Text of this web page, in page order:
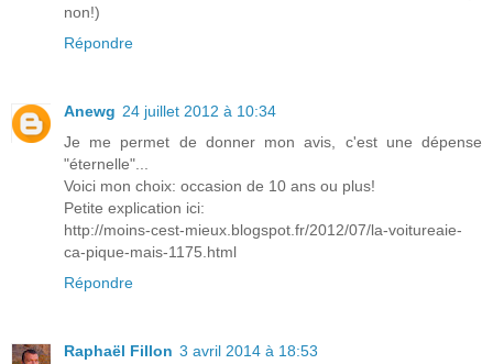
non!)
Répondre
Anewg 24 juillet 2012 à 10:34
Je me permet de donner mon avis, c'est une dépense
"éternelle"...
Voici mon choix: occasion de 10 ans ou plus!
Petite explication ici:
http://moins-cest-mieux.blogspot.fr/2012/07/la-voitureaie-
ca-pique-mais-1175.html
Répondre
Raphaël Fillon 3 avril 2014 à 18:53